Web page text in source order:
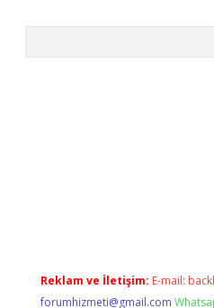
Reklam ve İletişim: E-mail:
forumhizmeti@gmail.com